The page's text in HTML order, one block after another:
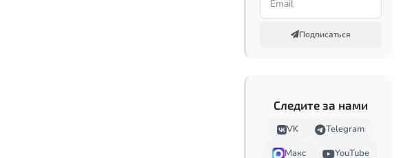
Подписаться
Следите за нами
VK
Telegram
Макс
YouTube